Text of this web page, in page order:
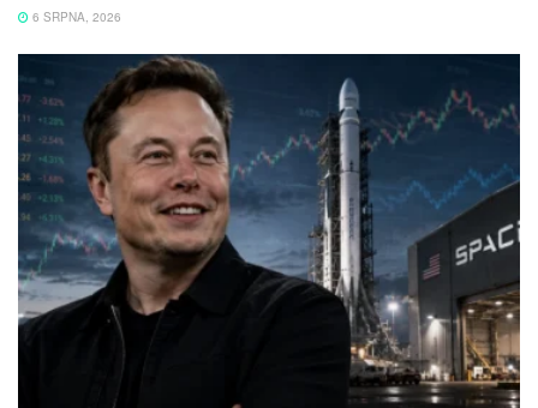
6 SRPNA, 2026